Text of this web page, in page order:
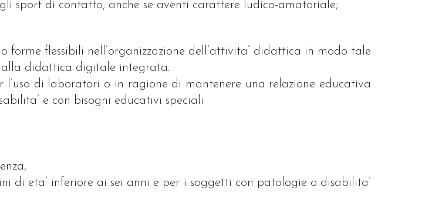
sport di contatto, anche se aventi carattere ludico-amatoriale;
forme flessibili nell’organizzazione dell’attivita’ didattica in modo tale
alla didattica digitale integrata.
l’uso di laboratori o in ragione di mantenere una relazione educativa
e con bisogni educativi speciali
di eta’ inferiore ai sei anni e per i soggetti con patologie o disabilita’